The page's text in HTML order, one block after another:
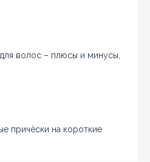
волос – плюсы и минусы,
причёски на короткие